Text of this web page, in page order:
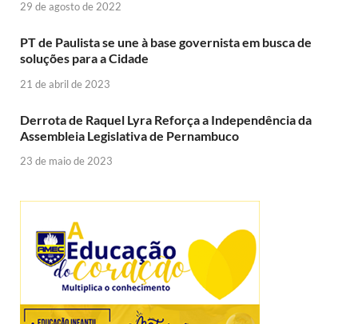
29 de agosto de 2022
PT de Paulista se une à base governista em busca de
soluções para a Cidade
21 de abril de 2023
Derrota de Raquel Lyra Reforça a Independência da
Assembleia Legislativa de Pernambuco
23 de maio de 2023